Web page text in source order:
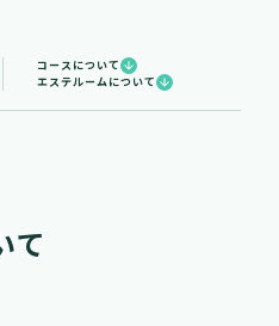
コースについて
エステルームについて
て